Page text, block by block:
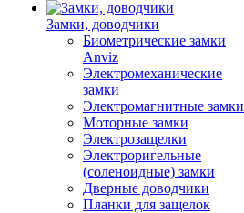
Замки, доводчики
Биометрические замки
Anviz
Электромеханические
замки
Электромагнитные замки
Моторные замки
Электрозащелки
Электроригельные
(cоленоидные) замки
Дверные доводчики
Планки для защелок